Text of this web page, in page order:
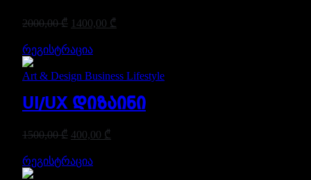
2000,00₾ 1400,00 ₾
რეგისტრაცია
Art & Design Business Lifestyle
UI/UX დიზაინი
1500,00₾ 400,00 ₾
რეგისტრაცია